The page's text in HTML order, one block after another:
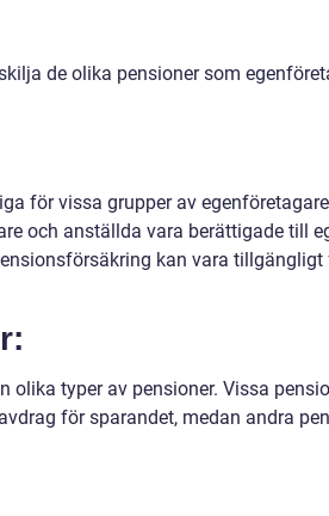
de olika pensioner som
för vissa grupper av
och anställda vara berättigade till
kan vara
olika typer av pensioner. Vissa
för sparandet, medan andra